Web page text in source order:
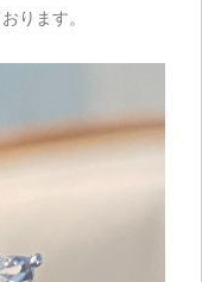
ります。